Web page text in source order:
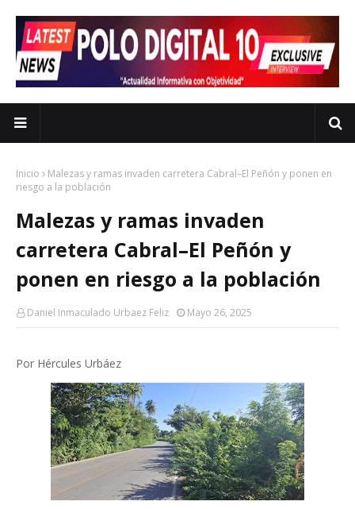
Inicio
Malezas y ramas invaden carretera Cabral–El Peñón y ponen en
riesgo a la población
Malezas y ramas invaden
carretera Cabral–El Peñón y
ponen en riesgo a la población
Daniel Inmaculado Urbaez Feliz Mayo 26, 2025
Por Hércules Urbáez